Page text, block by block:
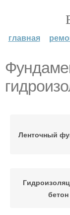
главная
Ленточный
бетон